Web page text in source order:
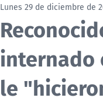
Lunes 29 de diciembre de
internado
le